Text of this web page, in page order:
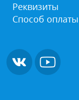
Реквизиты
Способ оплаты